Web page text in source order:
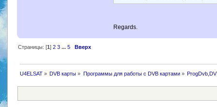
Regards.
Страницы: [1 ] 2 3 ... 5 Вверх
U4ELSAT» DVB карты » Программы для работы с DVB картами»